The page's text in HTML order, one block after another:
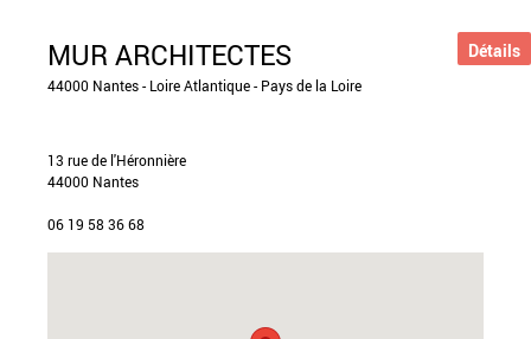
MUR ARCHITECTES
44000 Nantes - Loire Atlantique - Pays de la Loire
13 rue de l'Héronnière
44000 Nantes
06 19 58 36 68
Détails